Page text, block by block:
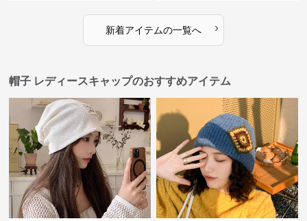
新着アイテムの一覧へ ›
帽子 レディースキャップのおすすめアイテム